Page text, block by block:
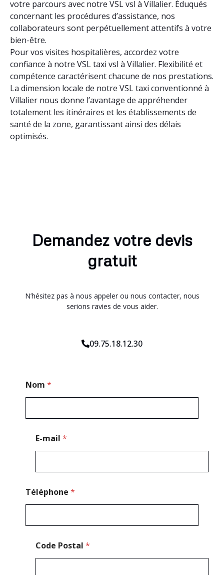
votre parcours avec notre VSL vsl à Villalier. Éduqués
concernant les procédures d’assistance, nos
collaborateurs sont perpétuellement attentifs à votre
bien-être.
Pour vos visites hospitalières, accordez votre
confiance à notre VSL taxi vsl à Villalier. Flexibilité et
compétence caractérisent chacune de nos prestations.
La dimension locale de notre VSL taxi conventionné à
Villalier nous donne l’avantage de appréhender
totalement les itinéraires et les établissements de
santé de la zone, garantissant ainsi des délais
optimisés.
Demandez votre devis
gratuit
N’hésitez pas à nous appeler ou nous contacter, nous
serions ravies de vous aider.
09.75.18.12.30
Nom *
E-mail *
Téléphone *
Code Postal *